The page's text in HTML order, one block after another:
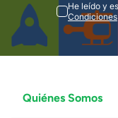
He leído y
Condiciones
Quiénes Somos